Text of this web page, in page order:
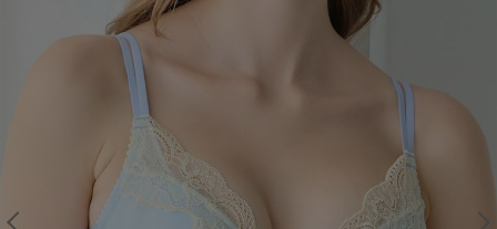
レッグウェア 下着
ルームウェア ライフスタイル
マタニティ ギフトラッピング